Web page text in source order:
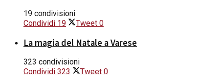
19 condivisioni
Condividi 19 Tweet 0
La magia del Natale a Varese
323 condivisioni
Condividi 323 Tweet 0